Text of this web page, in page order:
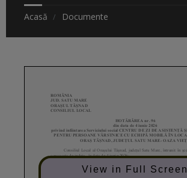
Acasă Documente
View in Full Screen